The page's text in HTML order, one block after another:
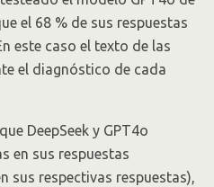
el 68 % de sus respuestas
este caso el texto de las
el diagnóstico de cada
DeepSeek y GPT4o
en sus respuestas
sus respectivas respuestas),